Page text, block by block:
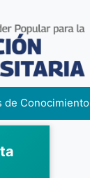
de Conocimiento